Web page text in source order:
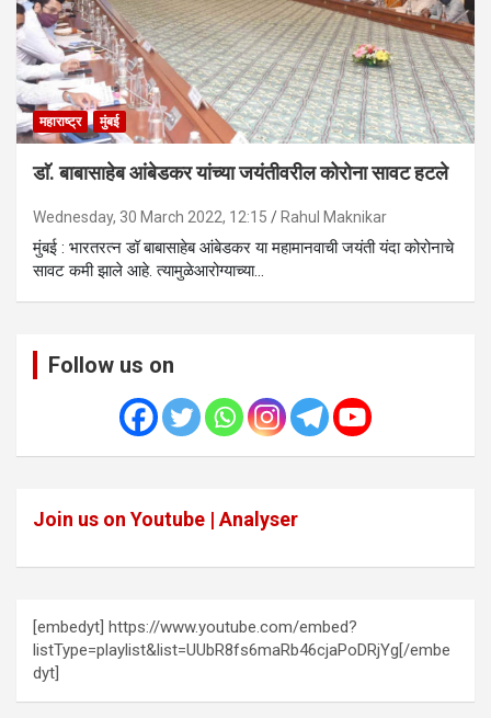
महाराष्ट्र मुंबई
डाॅ. बाबासाहेब आंबेडकर यांच्या जयंतीवरील कोरोना सावट हटले
Wednesday, 30 March 2022, 12:15 Rahul Maknikar
मुंबई : भारतरत्न डॉ बाबासाहेब आंबेडकर या महामानवाची जयंती यंदा कोरोनाचे
सावट कमी झाले आहे. त्यामुळेआरोग्याच्या…
Follow us on
Join us on Youtube | Analyser
[embedyt] https://www.youtube.com/embed?
listType=playlist&list=UUbR8fs6maRb46cjaPoDRjYg[/embe
dyt]